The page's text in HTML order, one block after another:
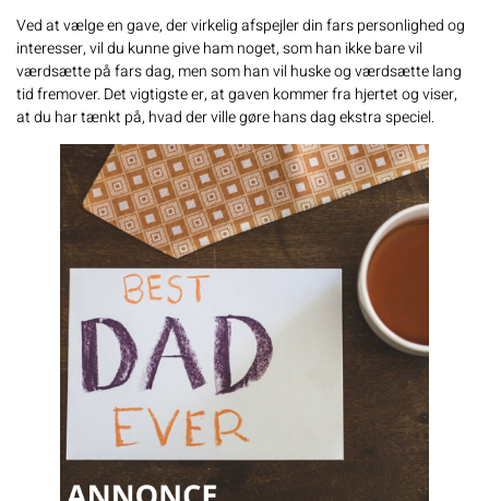
Ved at vælge en gave, der virkelig afspejler din fars personlighed og
interesser, vil du kunne give ham noget, som han ikke bare vil
værdsætte på fars dag, men som han vil huske og værdsætte lang
tid fremover. Det vigtigste er, at gaven kommer fra hjertet og viser,
at du har tænkt på, hvad der ville gøre hans dag ekstra speciel.